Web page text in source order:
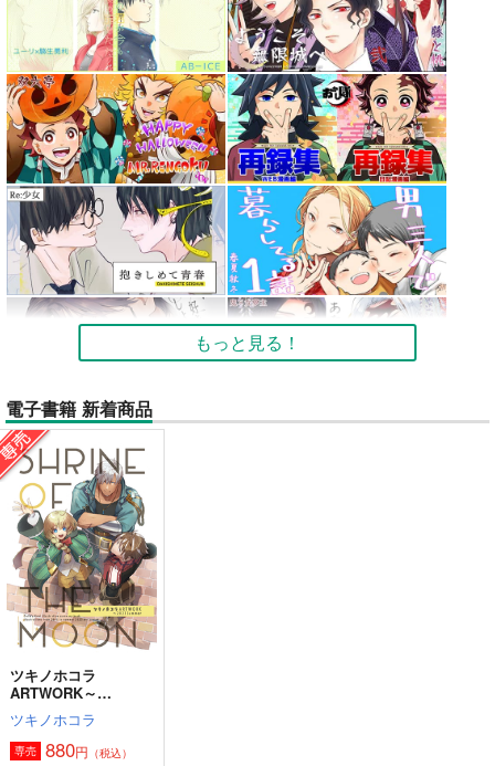
もっと見る！
電子書籍 新着商品
ツキノホコラ
ARTWORK～
2023Summer
ツキノホコラ
専売 880円 （税込）